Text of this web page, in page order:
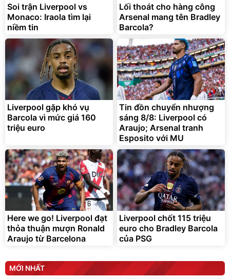
825.000đ
Flash Sale
Lót ghế ôtô, nâng lưng
chống nóng giúp thoải mái
trong di chuyển
295.000đ
Đã bán nhiều
Soi trận Liverpool vs
Monaco: Iraola tìm lại
niềm tin
Lối thoát cho hàng công
Arsenal mang tên Bradley
Barcola?
Liverpool gặp khó vụ
Barcola vì mức giá 160
triệu euro
Tin đồn chuyển nhượng
sáng 8/8: Liverpool có
Araujo; Arsenal tranh
Esposito với MU
Here we go! Liverpool đạt
thỏa thuận mượn Ronald
Araujo từ Barcelona
Liverpool chốt 115 triệu
euro cho Bradley Barcola
của PSG
MỚI NHẤT